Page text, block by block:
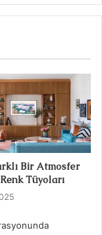
Bir Atmosfer
Tüyoları